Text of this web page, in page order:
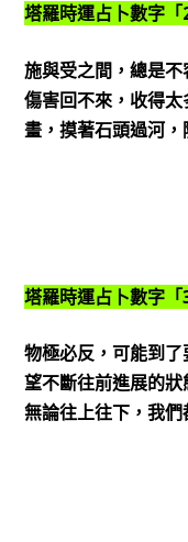
塔羅時運占卜數字「
施與受之間，總是不
傷害回不來，收得
畫，摸著石頭過河，
塔羅時運占卜數字「
物極必反，可能到
望不斷往前進展的狀
無論往上往下，我們